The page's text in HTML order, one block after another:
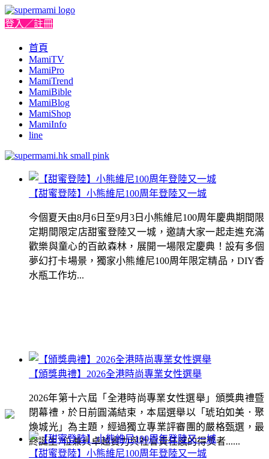
登入／註冊
首頁
MamiTV
MamiPro
MamiTrend
MamiBible
MamiBlog
MamiShop
MamiInfo
line
【甜蜜登陸】小熊維尼100周年登陸又一城
今個夏天由8月6日至9月3日小熊維尼100周年慶典期間限
定期間限定店甜蜜登陸又一城，邀請大家一起走進充滿
歡樂與童心的百畝森林，展開一場限定慶典！設有多個
夢幻打卡場景，獨家小熊維尼100周年限定精品，DIY香
水瓶工作坊...
【頒獎典禮】2026全港時尚專業女性選舉
2026年第十六屆「全港時尚專業女性選舉」頒獎典禮暨
閉幕禮，於日前圓滿結束，本屆選舉以「琥珀如美．聚
煥城光」為主題，經過獨立專業評審團的嚴格甄選，最
終誕生7位兼具卓越實力與社會責任感的得獎者......
【甜蜜登陸】小熊維尼100周年登陸又一城